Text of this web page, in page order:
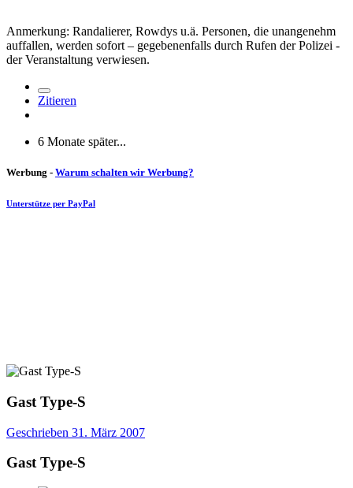
Anmerkung: Randalierer, Rowdys u.ä. Personen, die unangenehm
auffallen, werden sofort – gegebenenfalls durch Rufen der Polizei -
der Veranstaltung verwiesen.
Zitieren
6 Monate später...
Werbung - Warum schalten wir Werbung?
Unterstütze per PayPal
Gast Type-S
Geschrieben 31. März 2007
Gast Type-S